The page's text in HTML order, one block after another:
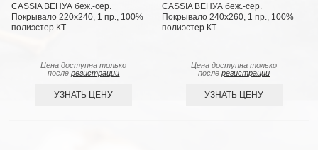
CASSIA ВЕНУА беж.-сер.
Покрывало 220х240, 1 пр., 100%
полиэстер КТ
Цена доступна только
послерегистрации
УЗНАТЬ ЦЕНУ
CASSIA ВЕНУА беж.-сер.
Покрывало 240х260, 1 пр., 100%
полиэстер КТ
Цена доступна только
послерегистрации
УЗНАТЬ ЦЕНУ